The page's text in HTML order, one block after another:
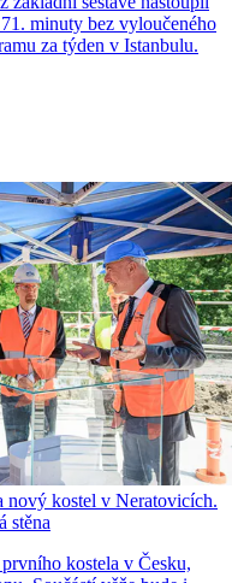
minuty bez vyloučeného
za týden v Istanbulu.
nový kostel v Neratovicích.
stěna
kostela v Česku,